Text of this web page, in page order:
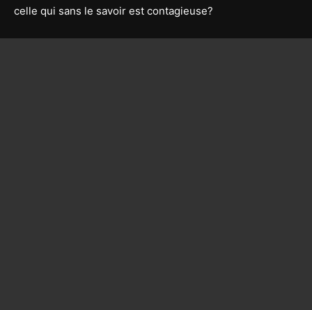
celle qui sans le savoir est contagieuse?